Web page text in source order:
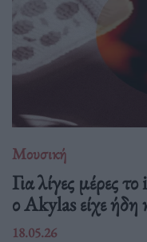
Μουσική
Για λίγες μέρες
ο Akylas είχε ήδη
18.05.26